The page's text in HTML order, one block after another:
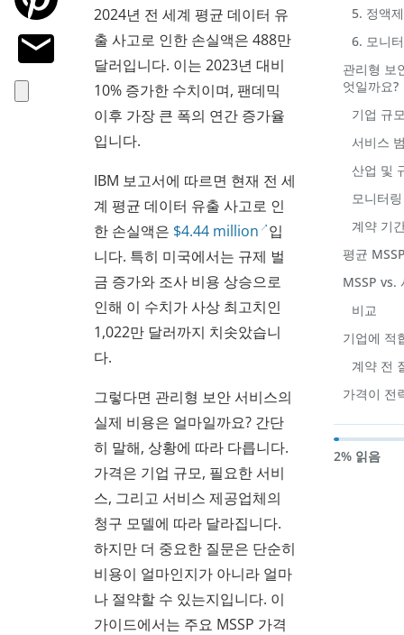
2024년 전 세계 평균 데이터 유
출 사고로 인한 손실액은 488만
달러입니다. 이는 2023년 대비
10% 증가한 수치이며, 팬데믹
이후 가장 큰 폭의 연간 증가율
입니다.
IBM 보고서에 따르면 현재 전 세
계 평균 데이터 유출 사고로 인
한 손실액은 $4.44 million 입
니다. 특히 미국에서는 규제 벌
금 증가와 조사 비용 상승으로
인해 이 수치가 사상 최고치인
1,022만 달러까지 치솟았습니
다.
그렇다면 관리형 보안 서비스의
실제 비용은 얼마일까요? 간단
히 말해, 상황에 따라 다릅니다.
가격은 기업 규모, 필요한 서비
스, 그리고 서비스 제공업체의
청구 모델에 따라 달라집니다.
하지만 더 중요한 질문은 단순히
비용이 얼마인지가 아니라 얼마
나 절약할 수 있는지입니다. 이
가이드에서는 주요 MSSP 가격
5. 정액
6. 모니
관리형 보
엇일까요?
기업 규
서비스
산업 및
모니터
계약 기
평균
MSSP vs.
비교
기업에 적
계약 전
가격이 전
2% 읽음